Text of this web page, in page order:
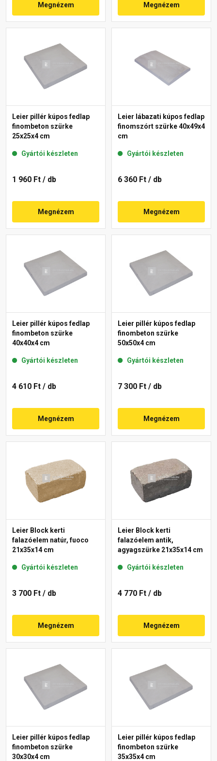
Megnézem Megnézem
Leier pillér kúpos fedlap
finombeton szürke
25x25x4 cm
Gyártói készleten
1 960 Ft / db
Megnézem
Leier lábazati kúpos fedlap
finomszórt szürke 40x49x4
cm
Gyártói készleten
6 360 Ft / db
Megnézem
Leier pillér kúpos fedlap
finombeton szürke
40x40x4 cm
Gyártói készleten
4 610 Ft / db
Megnézem
Leier pillér kúpos fedlap
finombeton szürke
50x50x4 cm
Gyártói készleten
7 300 Ft / db
Megnézem
Leier Block kerti
falazóelem natúr, fuoco
21x35x14 cm
Gyártói készleten
3 700 Ft / db
Megnézem
Leier Block kerti
falazóelem antik,
agyagszürke 21x35x14 cm
Gyártói készleten
4 770 Ft / db
Megnézem
Leier pillér kúpos fedlap
finombeton szürke
30x30x4 cm
Leier pillér kúpos fedlap
finombeton szürke
35x35x4 cm